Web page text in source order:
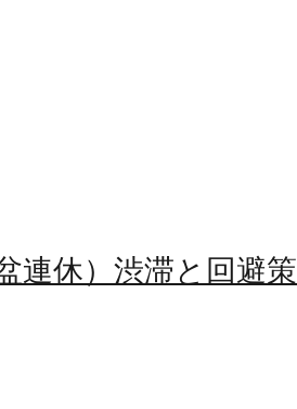
連休）渋滞と回避策